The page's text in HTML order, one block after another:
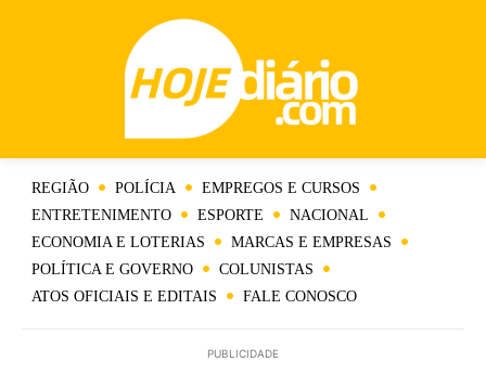
REGIÃO POLÍCIA
EMPREGOS E CURSOS
ENTRETENIMENTO
ESPORTE
NACIONAL
ECONOMIA E LOTERIAS
MARCAS E EMPRESAS
POLÍTICA E GOVERNO
COLUNISTAS
ATOS OFICIAIS E EDITAIS
FALE CONOSCO
PUBLICIDADE